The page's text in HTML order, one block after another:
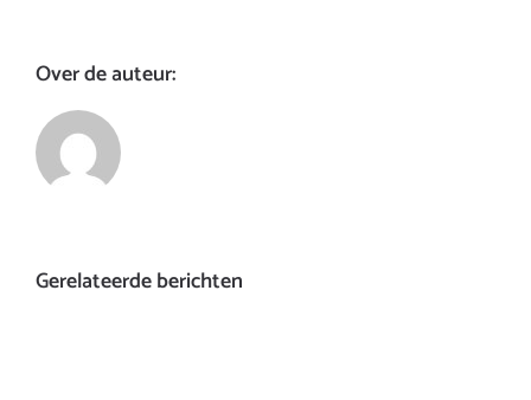
Over de auteur:
Gerelateerde berichten